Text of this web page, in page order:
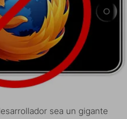
sea un gigante